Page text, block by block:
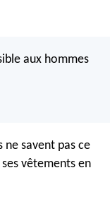
aux hommes
ne savent pas ce
vêtements en